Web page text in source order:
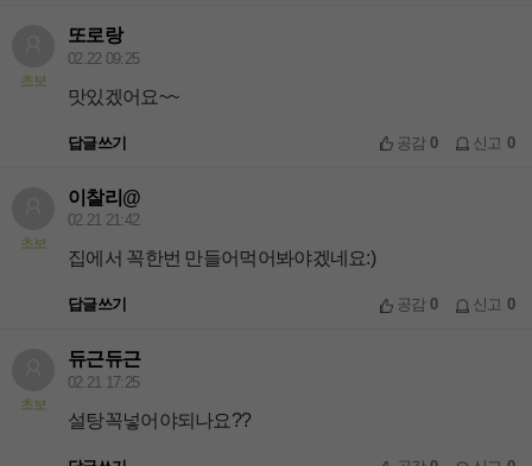
초보
또로랑
02.22 09:25
맛있겠어요~~
답글쓰기 공감0 신고 0
초보
이찰리@
02.21 21:42
집에서 꼭한번 만들어먹어봐야겠네요:)
답글쓰기 공감0 신고 0
초보
듀근듀근
02.21 17:25
설탕꼭넣어야되나요??